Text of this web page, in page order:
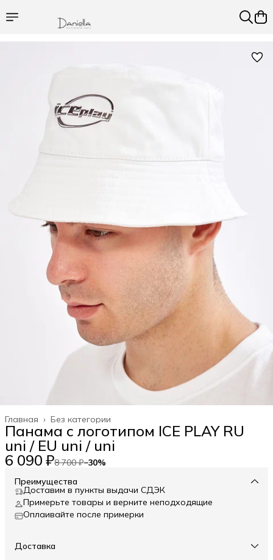
Без категории
Главная ›
Панама с логотипом ICE PLAY RU
uni / EU uni / uni
6 090 ₽8 700 ₽−30%
Преимущества
Доставим в пункты выдачи СДЭК
Примерьте товары и верните неподходящие
Оплаивайте после примерки
Доставка